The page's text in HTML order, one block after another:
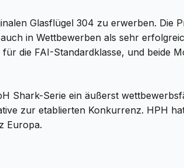
Glasflügel 304 zu erwerben. Die
in Wettbewerben als sehr
die FAI-Standardklasse, und beide
Shark-Serie ein äußerst
zur etablierten Konkurrenz. HPH
Europa.